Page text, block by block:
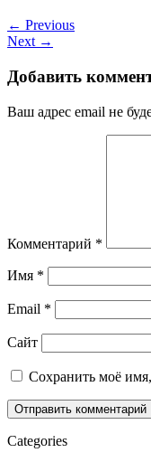
← Previous
Next →
Добавить
Ваш адрес email не
Комментарий *
Имя *
Email *
Сайт
Сохранить моё
Categories